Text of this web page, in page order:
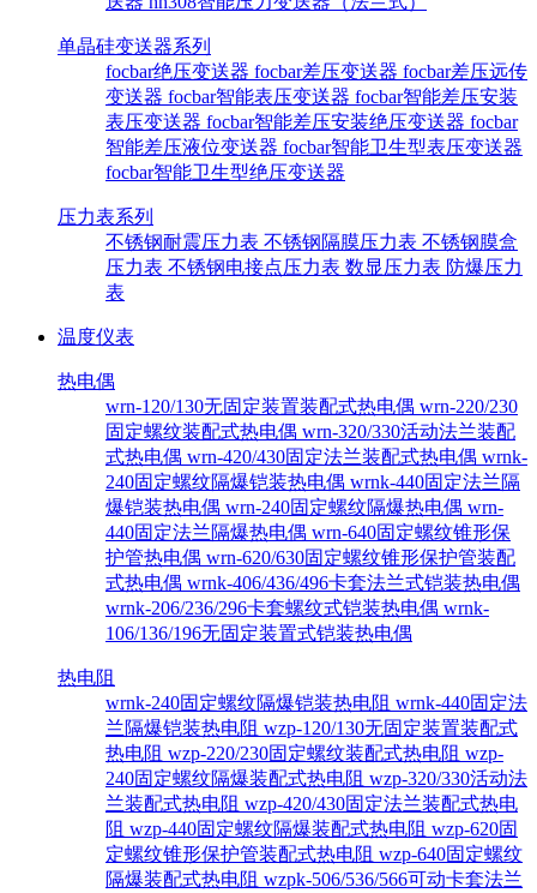
单晶硅变送器系列
focbar绝压变送器 focbar差压变送器 focbar差压远传
变送器 focbar智能表压变送器 focbar智能差压安装
表压变送器 focbar智能差压安装绝压变送器 focbar
智能差压液位变送器 focbar智能卫生型表压变送器
focbar智能卫生型绝压变送器
压力表系列
不锈钢耐震压力表 不锈钢隔膜压力表 不锈钢膜盒
压力表 不锈钢电接点压力表 数显压力表 防爆压力
表
温度仪表
热电偶
wrn-120/130无固定装置装配式热电偶 wrn-220/230
固定螺纹装配式热电偶 wrn-320/330活动法兰装配
式热电偶 wrn-420/430固定法兰装配式热电偶 wrnk-
240固定螺纹隔爆铠装热电偶 wrnk-440固定法兰隔
爆铠装热电偶 wrn-240固定螺纹隔爆热电偶 wrn-
440固定法兰隔爆热电偶 wrn-640固定螺纹锥形保
护管热电偶 wrn-620/630固定螺纹锥形保护管装配
式热电偶 wrnk-406/436/496卡套法兰式铠装热电偶
wrnk-206/236/296卡套螺纹式铠装热电偶 wrnk-
106/136/196无固定装置式铠装热电偶
热电阻
wrnk-240固定螺纹隔爆铠装热电阻 wrnk-440固定法
兰隔爆铠装热电阻 wzp-120/130无固定装置装配式
热电阻 wzp-220/230固定螺纹装配式热电阻 wzp-
240固定螺纹隔爆装配式热电阻 wzp-320/330活动法
兰装配式热电阻 wzp-420/430固定法兰装配式热电
阻 wzp-440固定螺纹隔爆装配式热电阻 wzp-620固
定螺纹锥形保护管装配式热电阻 wzp-640固定螺纹
隔爆装配式热电阻 wzpk-506/536/566可动卡套法兰